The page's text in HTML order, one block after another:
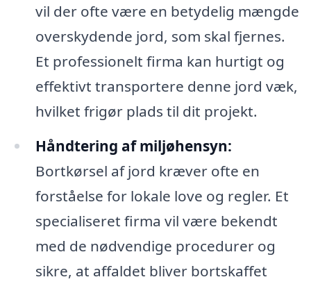
vil der ofte være en betydelig mængde
overskydende jord, som skal fjernes.
Et professionelt firma kan hurtigt og
effektivt transportere denne jord væk,
hvilket frigør plads til dit projekt.
Håndtering af miljøhensyn:
Bortkørsel af jord kræver ofte en
forståelse for lokale love og regler. Et
specialiseret firma vil være bekendt
med de nødvendige procedurer og
sikre, at affaldet bliver bortskaffet